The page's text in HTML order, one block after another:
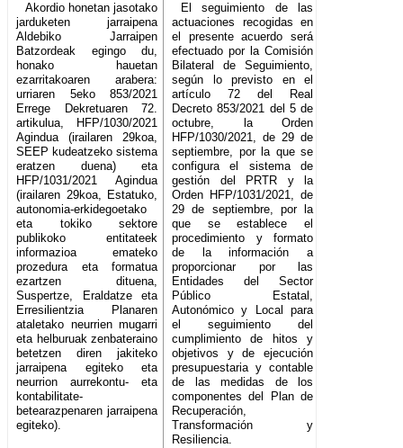
Akordio honetan jasotako
jarduketen jarraipena
Aldebiko Jarraipen
Batzordeak egingo du,
honako hauetan
ezarritakoaren arabera:
urriaren 5eko 853/2021
Errege Dekretuaren 72.
artikulua, HFP/1030/2021
Agindua (irailaren 29koa,
SEEP kudeatzeko sistema
eratzen duena) eta
HFP/1031/2021 Agindua
(irailaren 29koa, Estatuko,
autonomia-erkidegoetako
eta tokiko sektore
publikoko entitateek
informazioa emateko
prozedura eta formatua
ezartzen dituena,
Suspertze, Eraldatze eta
Erresilientzia Planaren
ataletako neurrien mugarri
eta helburuak zenbateraino
betetzen diren jakiteko
jarraipena egiteko eta
neurrion aurrekontu- eta
kontabilitate-
betearazpenaren jarraipena
egiteko).
El seguimiento de las
actuaciones recogidas en
el presente acuerdo será
efectuado por la Comisión
Bilateral de Seguimiento,
según lo previsto en el
artículo 72 del Real
Decreto 853/2021 del 5 de
octubre, la Orden
HFP/1030/2021, de 29 de
septiembre, por la que se
configura el sistema de
gestión del PRTR y la
Orden HFP/1031/2021, de
29 de septiembre, por la
que se establece el
procedimiento y formato
de la información a
proporcionar por las
Entidades del Sector
Público Estatal,
Autonómico y Local para
el seguimiento del
cumplimiento de hitos y
objetivos y de ejecución
presupuestaria y contable
de las medidas de los
componentes del Plan de
Recuperación,
Transformación y
Resiliencia.